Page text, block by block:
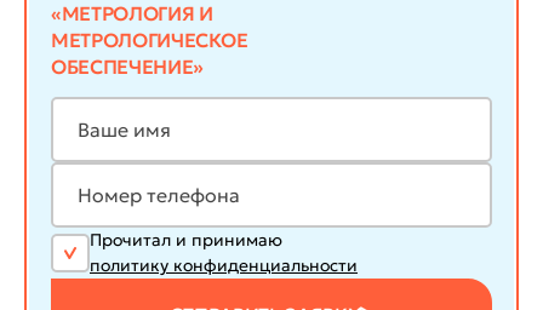
«МЕТРОЛОГИЯ И
МЕТРОЛОГИЧЕСКОЕ
ОБЕСПЕЧЕНИЕ»
Прочитал и принимаю
политику конфиденциальности